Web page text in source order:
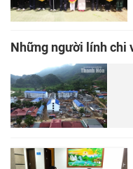
Những người lính chi